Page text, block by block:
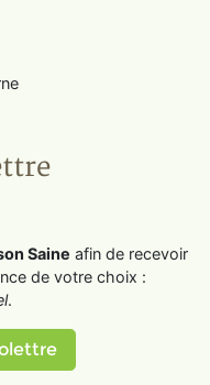
Saine afin de recevoir
de votre choix :
.